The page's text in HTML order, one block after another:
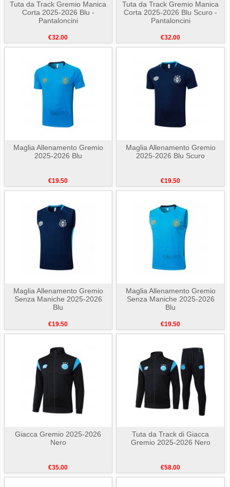
Tuta da Track Gremio Manica
Corta 2025-2026 Blu -
Pantaloncini
€32.00
Tuta da Track Gremio Manica
Corta 2025-2026 Blu Scuro -
Pantaloncini
€32.00
Maglia Allenamento Gremio
2025-2026 Blu
€19.50
Maglia Allenamento Gremio
2025-2026 Blu Scuro
€19.50
Maglia Allenamento Gremio
Senza Maniche 2025-2026
Blu
€19.50
Maglia Allenamento Gremio
Senza Maniche 2025-2026
Blu
€19.50
Giacca Gremio 2025-2026
Nero
€35.00
Tuta da Track di Giacca
Gremio 2025-2026 Nero
€58.00